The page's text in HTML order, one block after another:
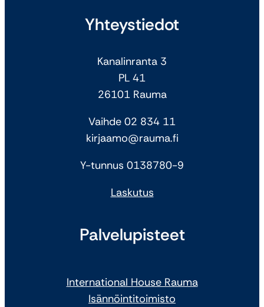
Yhteystiedot
Kanalinranta 3
PL 41
26101 Rauma
Vaihde 02 834 11
kirjaamo@rauma.fi
Y-tunnus 0138780-9
Laskutus
Palvelupisteet
International House Rauma
Isännöintitoimisto